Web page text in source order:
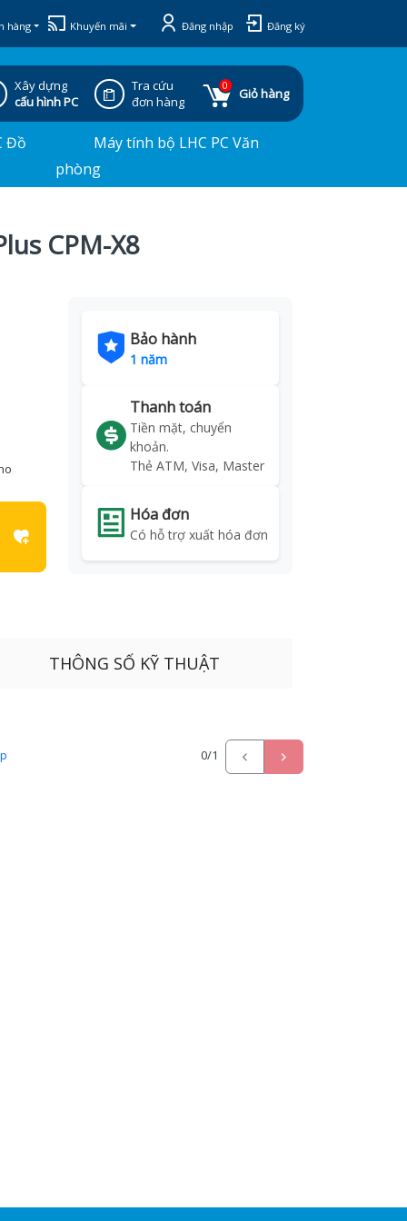
hàng Khuyến mãi Đăng nhập Đăng ký
Xây dựng
cấu hình PC
Tra cứu
đơn hàng
0
Giỏ hàng
Đồ
Máy tính bộ LHC PC Văn
phòng
CPM-X8
Bảo hành
1 năm
Thanh toán
Tiền mặt, chuyển
khoản.
Thẻ ATM, Visa, Master
Hóa đơn
Có hỗ trợ xuất hóa đơn
THÔNG SỐ KỸ THUẬT
0/1